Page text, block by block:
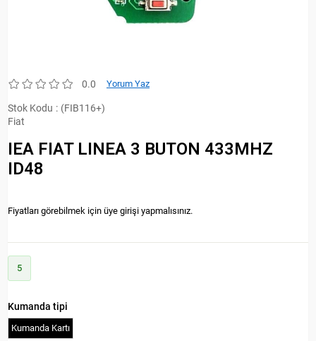
0.0 Yorum Yaz
Stok Kodu
(FIB116+)
Fiat
IEA FIAT LINEA 3 BUTON 433MHZ
ID48
Fiyatları görebilmek için üye girişi yapmalısınız.
5
Kumanda tipi
Kumanda Kartı